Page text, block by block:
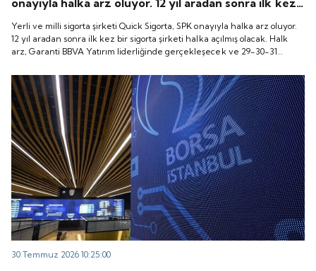
bir sigorta şirketi halka açılmış olacak. Halk arz,
Garanti BBVA Yatırım liderliğinde gerçekleşecek ve
29-30-31 Temmuz 2026 tarihlerinde talep
ile Quick Sigorta işlem görmeye başlayacak.
Yerli ve milli sigorta şirketi Quick Sigorta, SPK onayıyla halka arz oluyor.
12 yıl aradan sonra ilk kez bir sigorta şirketi halka açılmış olacak. Halk
arz, Garanti BBVA Yatırım liderliğinde gerçekleşecek ve 29-30-31
“Gong Töreni” ile Quick Sigorta işlem görmeye başlayacak.
30 Temmuz 2026 10:25:00